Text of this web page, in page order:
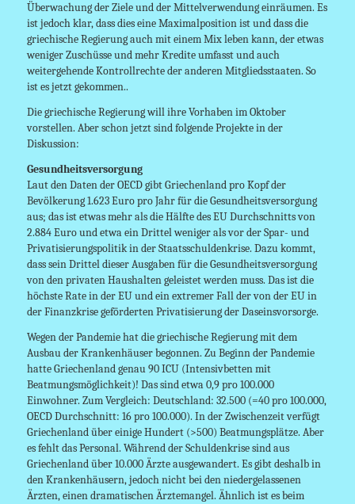
Überwachung der Ziele und der Mittelverwendung einräumen. Es
ist jedoch klar, dass dies eine Maximalposition ist und dass die
griechische Regierung auch mit einem Mix leben kann, der etwas
weniger Zuschüsse und mehr Kredite umfasst und auch
weitergehende Kontrollrechte der anderen Mitgliedsstaaten. So
ist es jetzt gekommen..
Die griechische Regierung will ihre Vorhaben im Oktober
vorstellen. Aber schon jetzt sind folgende Projekte in der
Diskussion:
Gesundheitsversorgung
Laut den Daten der OECD gibt Griechenland pro Kopf der
Bevölkerung 1.623 Euro pro Jahr für die Gesundheitsversorgung
aus; das ist etwas mehr als die Hälfte des EU Durchschnitts von
2.884 Euro und etwa ein Drittel weniger als vor der Spar- und
Privatisierungspolitik in der Staatsschuldenkrise. Dazu kommt,
dass sein Drittel dieser Ausgaben für die Gesundheitsversorgung
von den privaten Haushalten geleistet werden muss. Das ist die
höchste Rate in der EU und ein extremer Fall der von der EU in
der Finanzkrise geförderten Privatisierung der Daseinsvorsorge.
Wegen der Pandemie hat die griechische Regierung mit dem
Ausbau der Krankenhäuser begonnen. Zu Beginn der Pandemie
hatte Griechenland genau 90 ICU (Intensivbetten mit
Beatmungsmöglichkeit)! Das sind etwa 0,9 pro 100.000
Einwohner. Zum Vergleich: Deutschland: 32.500 (=40 pro 100.000,
OECD Durchschnitt: 16 pro 100.000). In der Zwischenzeit verfügt
Griechenland über einige Hundert (>500) Beatmungsplätze. Aber
es fehlt das Personal. Während der Schuldenkrise sind aus
Griechenland über 10.000 Ärzte ausgewandert. Es gibt deshalb in
den Krankenhäusern, jedoch nicht bei den niedergelassenen
Ärzten, einen dramatischen Ärztemangel. Ähnlich ist es beim